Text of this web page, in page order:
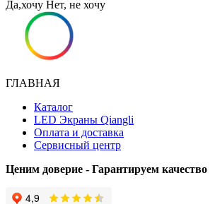
Да,хочу Нет, не хочу
ГЛАВНАЯ
Каталог
LED Экраны Qiangli
Оплата и доставка
Сервисный центр
Ценим доверие - Гарантируем качество